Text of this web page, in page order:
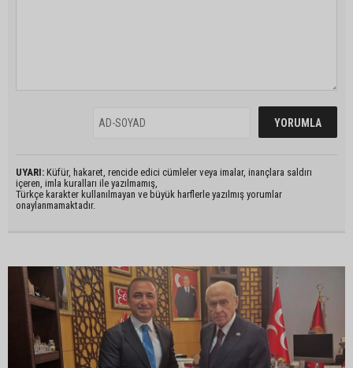
UYARI: Küfür, hakaret, rencide edici cümleler veya imalar, inançlara saldırı
içeren, imla kuralları ile yazılmamış,
Türkçe karakter kullanılmayan ve büyük harflerle yazılmış yorumlar
onaylanmamaktadır.